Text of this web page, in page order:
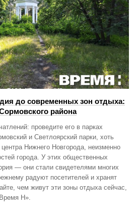
до современных зон отдыха:
района
проведите его в парках
и Светлоярский парки, хоть
Нижнего Новгорода, неизменно
города. У этих общественных
— они стали свидетелями многих
радуют посетителей и хранят
чем живут эти зоны отдыха сейчас,
Н».